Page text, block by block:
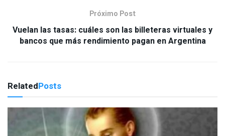
Próximo Post
Vuelan las tasas: cuáles son las billeteras virtuales y
bancos que más rendimiento pagan en Argentina
RelatedPosts